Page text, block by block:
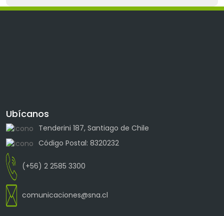
Ubícanos
Tenderini 187, Santiago de Chile
Código Postal: 8320232
(+56) 2 2585 3300
comunicaciones@sna.cl